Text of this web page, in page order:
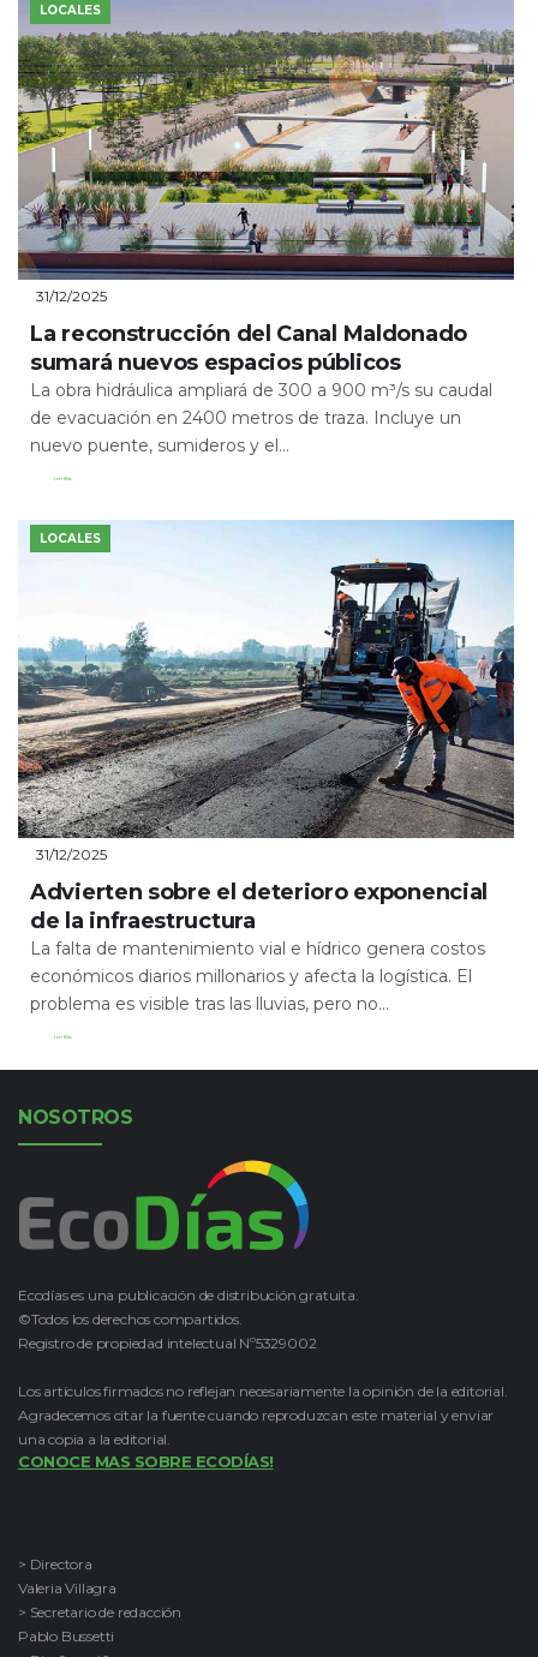
LOCALES
31/12/2025
La reconstrucción del Canal Maldonado
sumará nuevos espacios públicos
La obra hidráulica ampliará de 300 a 900 m³/s su caudal
de evacuación en 2400 metros de traza. Incluye un
nuevo puente, sumideros y el...
Leer Más
LOCALES
31/12/2025
Advierten sobre el deterioro exponencial
de la infraestructura
La falta de mantenimiento vial e hídrico genera costos
económicos diarios millonarios y afecta la logística. El
problema es visible tras las lluvias, pero no...
Leer Más
NOSOTROS
Ecodías es una publicación de distribución gratuita.
©Todos los derechos compartidos.
Registro de propiedad intelectual Nº5329002
Los artículos firmados no reflejan necesariamente la opinión de la editorial.
Agradecemos citar la fuente cuando reproduzcan este material y enviar
una copia a la editorial.
CONOCE MAS SOBRE ECODÍAS!
> Directora
Valeria Villagra
> Secretario de redacción
Pablo Bussetti